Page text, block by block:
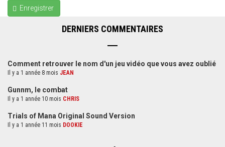
Enregistrer
DERNIERS COMMENTAIRES
Comment retrouver le nom d'un jeu vidéo que vous avez oublié
Il y a 1 année 8 mois JEAN
Gunnm, le combat
Il y a 1 année 10 mois CHRIS
Trials of Mana Original Sound Version
Il y a 1 année 11 mois DOOKIE